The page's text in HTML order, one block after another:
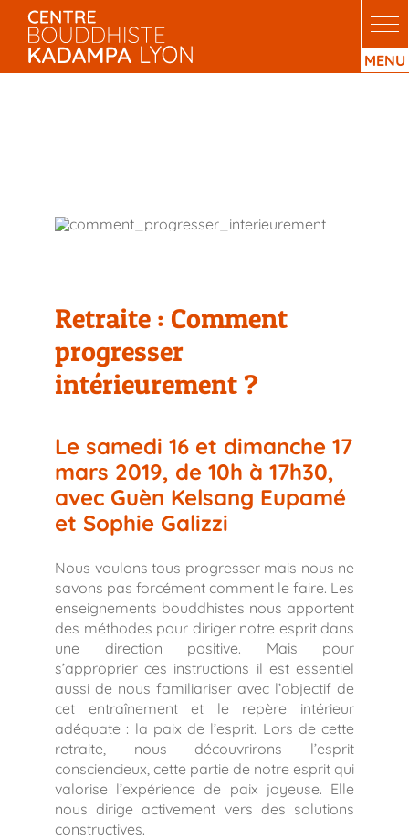
Passer
contenu
Retraite : Comment
progresser
intérieurement ?
Le samedi 16 et dimanche 17
mars 2019, de 10h à 17h30,
avec Guèn Kelsang Eupamé
et Sophie Galizzi
Nous voulons tous progresser mais nous ne
savons pas forcément comment le faire. Les
enseignements bouddhistes nous apportent
des méthodes pour diriger notre esprit dans
une direction positive. Mais pour
s’approprier ces instructions il est essentiel
aussi de nous familiariser avec l’objectif de
cet entraînement et le repère intérieur
adéquate : la paix de l’esprit. Lors de cette
retraite, nous découvrirons l’esprit
consciencieux, cette partie de notre esprit qui
valorise l’expérience de paix joyeuse. Elle
nous dirige activement vers des solutions
constructives.